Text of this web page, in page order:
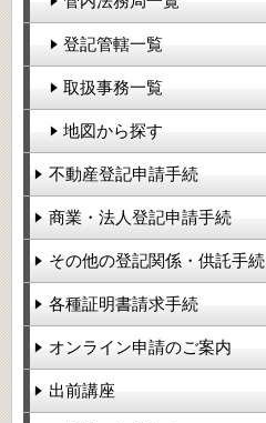
登記管轄一覧
取扱事務一覧
地図から探す
不動産登記申請手続
商業・法人登記申請手続
その他の登記関係・供託手続
各種証明書請求手続
オンライン申請のご案内
出前講座